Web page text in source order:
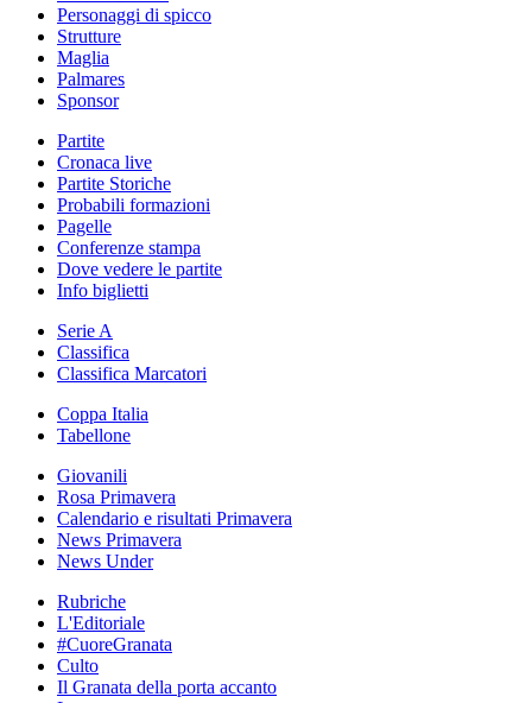
Personaggi di spicco
Strutture
Maglia
Palmares
Sponsor
Partite
Cronaca live
Partite Storiche
Probabili formazioni
Pagelle
Conferenze stampa
Dove vedere le partite
Info biglietti
Serie A
Classifica
Classifica Marcatori
Coppa Italia
Tabellone
Giovanili
Rosa Primavera
Calendario e risultati Primavera
News Primavera
News Under
Rubriche
L'Editoriale
#CuoreGranata
Culto
Il Granata della porta accanto